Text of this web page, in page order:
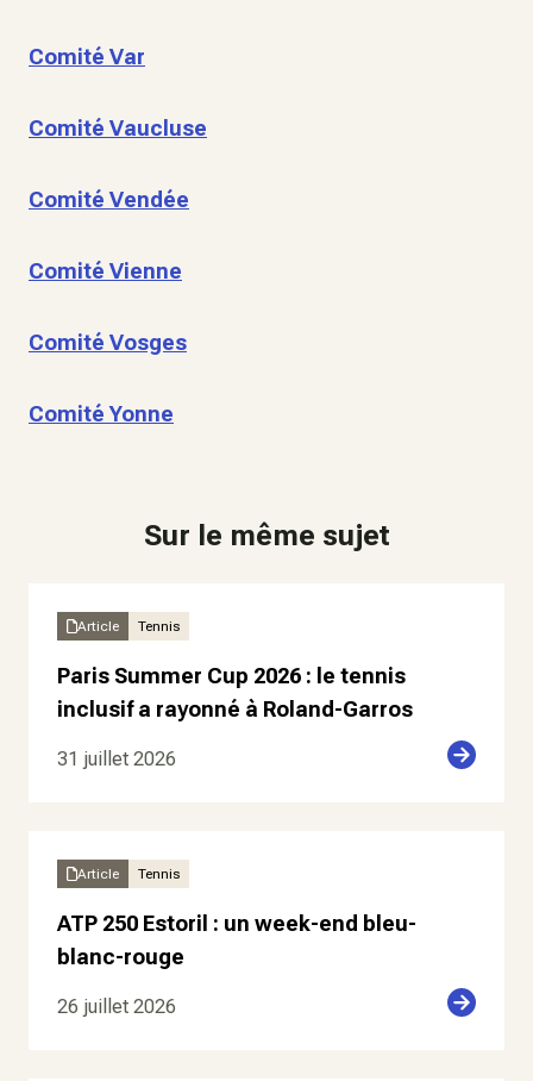
Comité Var
Comité Vaucluse
Comité Vendée
Comité Vienne
Comité Vosges
Comité Yonne
Sur le même sujet
Article Tennis
Paris Summer Cup 2026 : le tennis
inclusif a rayonné à Roland-Garros
31 juillet 2026
Article Tennis
ATP 250 Estoril : un week-end bleu-
blanc-rouge
26 juillet 2026